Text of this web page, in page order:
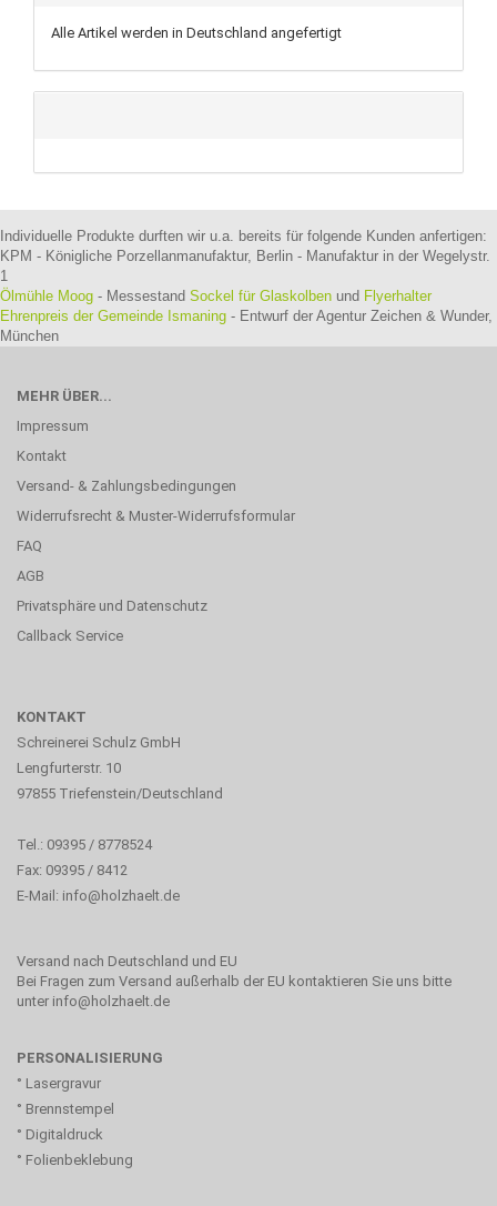
Alle Artikel werden in Deutschland angefertigt
Individuelle Produkte durften wir u.a. bereits für folgende Kunden anfertigen:
KPM - Königliche Porzellanmanufaktur, Berlin - Manufaktur in der Wegelystr.
1
Ölmühle Moog - Messestand Sockel für Glaskolben und Flyerhalter
Ehrenpreis der Gemeinde Ismaning - Entwurf der Agentur Zeichen & Wunder,
München
MEHR ÜBER...
Impressum
Kontakt
Versand- & Zahlungsbedingungen
Widerrufsrecht & Muster-Widerrufsformular
FAQ
AGB
Privatsphäre und Datenschutz
Callback Service
KONTAKT
Schreinerei Schulz GmbH
Lengfurterstr. 10
97855 Triefenstein/Deutschland
Tel.: 09395 / 8778524
Fax: 09395 / 8412
E-Mail: info@holzhaelt.de
Versand nach Deutschland und EU
Bei Fragen zum Versand außerhalb der EU kontaktieren Sie uns bitte
unter info@holzhaelt.de
PERSONALISIERUNG
° Lasergravur
° Brennstempel
° Digitaldruck
° Folienbeklebung